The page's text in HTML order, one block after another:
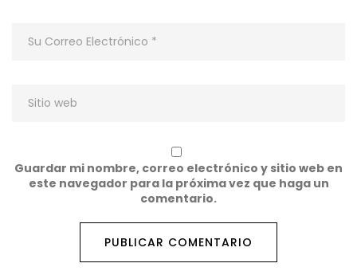
Guardar mi nombre, correo electrónico y sitio web en
este navegador para la próxima vez que haga un
comentario.